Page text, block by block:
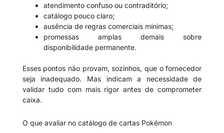
atendimento confuso ou contraditório;
catálogo pouco claro;
ausência de regras comerciais mínimas;
promessas amplas demais sobre
disponibilidade permanente.
Esses pontos não provam, sozinhos, que o fornecedor
seja inadequado. Mas indicam a necessidade de
validar tudo com mais rigor antes de comprometer
caixa.
O que avaliar no catálogo de cartas Pokémon